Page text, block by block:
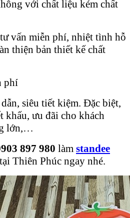
với chất liệu kém chất
vấn miễn phí, nhiệt tình hỗ
thiện bản thiết kế chất
phí
siêu tiết kiệm. Đặc biệt,
khấu, ưu đãi cho khách
lớn,…
897 980 làm standee
tại Thiên Phúc ngay nhé.